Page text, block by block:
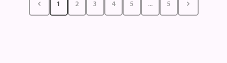
1 2 3 4 5 ... 5